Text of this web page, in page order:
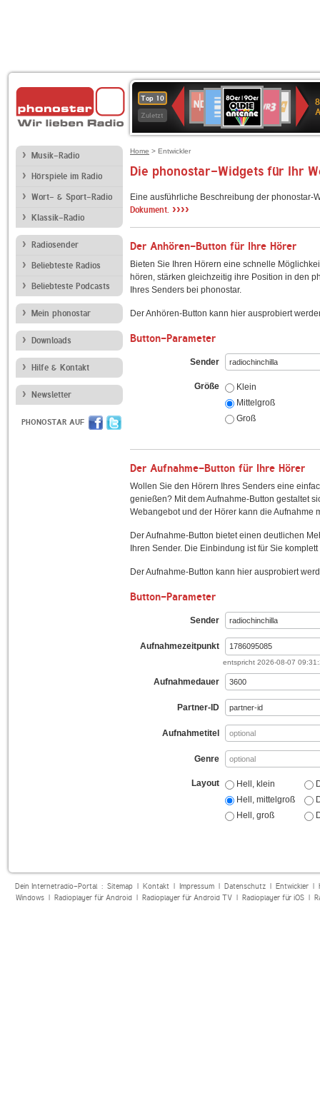
Top 10
Zuletzt
Deutschlandfunk
80er
90er
OLDIE
ANTENNE
SWR3
SWR
Kultur
NDR
2
Musik-Radio
Hörspiele im Radio
Wort- & Sport-Radio
Klassik-Radio
Radiosender
Beliebteste Radios
Beliebteste Podcasts
Mein phonostar
Downloads
Hilfe & Kontakt
Newsletter
PHONOSTAR AUF
Home > Entwickler
Die phonostar-Widgets für Ihr
Eine ausführliche Beschreibung der
Dokument. ››››
Der Anhören-Button für Ihre Hörer
Bieten Sie Ihren Hörern eine schnelle
hören, stärken gleichzeitig ihre Position in den
Ihres Senders bei phonostar.
Der Anhören-Button kann hier ausprobiert
Button-Parameter
Sender
Größe
Klein
Mittelgroß
Groß
Der Aufnahme-Button für Ihre Hörer
Wollen Sie den Hörern Ihres Senders eine
genießen? Mit dem Aufnahme-Button gestaltet
Webangebot und der Hörer kann die Aufnahme
Der Aufnahme-Button bietet einen deutlichen
Ihren Sender. Die Einbindung ist für Sie
Der Aufnahme-Button kann hier ausprobiert
Button-Parameter
Sender
Aufnahmezeitpunkt
entspricht 2026-08-07
Aufnahmedauer
Partner-ID
Aufnahmetitel
Genre
Layout
Hell, klein
Hell, mittelgroß
Hell, groß
Dein Internetradio-Portal : Sitemap| Kontakt| Impressum| Datenschutz| Entwickler|
Windows| Radioplayer für Android| Radioplayer für Android TV| Radioplayer für iOS|